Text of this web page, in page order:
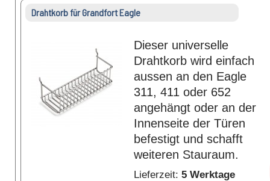
Drahtkorb für Grandfort Eagle
Dieser universelle
Drahtkorb wird einfach
aussen an den Eagle
311, 411 oder 652
angehängt oder an der
Innenseite der Türen
befestigt und schafft
weiteren Stauraum.
Lieferzeit: 5 Werktage